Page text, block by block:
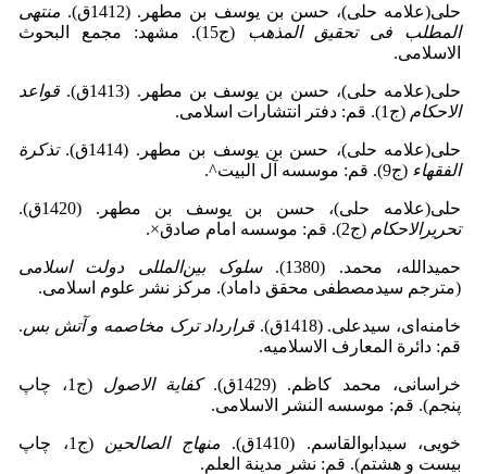
حلی(علامه حلی‌)، حسن بن یوسف بن مطهر‌. (1412‌ق).
منتهی
المطلب فی تحقیق المذهب
(ج15‌). مشهد: مجمع البحوث
الاسلامی.
حلی(علامه حلی‌)، حسن بن یوسف بن مطهر‌. (1413‌ق).
قواعد
الاحکام (ج1). قم: دفتر انتشارات اسلامی.
حلی(علامه حلی‌)، حسن بن یوسف بن مطهر‌. (1414‌ق).
تذکرة
الفقهاء (ج9‌). قم: موسسه آل البیت^.
حلی(علامه حلی‌)، حسن بن یوسف بن مطهر‌. (1420‌ق).
تحریرالاحکام (ج2). قم: موسسه امام صادق×.
حمید‌الله، محمد‌. (1380‌).
سلوک بین‌المللی دولت اسلامی
(مترجم سیدمصطفی محقق داماد). مرکز نشر علوم اسلامی.
خامنه‌‌ای، سیدعلی‌. (1418ق). قرارداد ترک مخاصمه و آتش بس.
قم: دائرة المعارف الاسلامیه.
خراسانی، محمد کاظم‌. (1429‌ق). کفایة الاصول
(ج1‌، چاپ
پنجم). قم: موسسه النشر الاسلامی.
خویی، سیدابوالقاسم‌. (1410‌ق). منهاج الصالحین
(ج1‌، چاپ
بیست و هشتم). قم: نشر مدینة العلم.